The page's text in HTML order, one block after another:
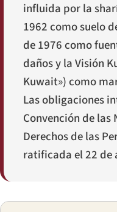
influida por la
1962 como suelo
de 1976 como
daños y la Visión
Kuwait») como
Las obligaciones
Convención de las
Derechos de las
ratificada el 22 de